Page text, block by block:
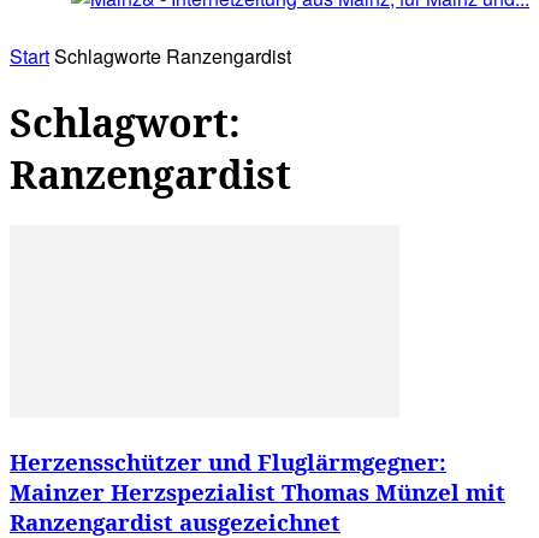
StartSchlagworte Ranzengardist
Schlagwort:
Ranzengardist
Herzensschützer und Fluglärmgegner:
Mainzer Herzspezialist Thomas Münzel mit
Ranzengardist ausgezeichnet